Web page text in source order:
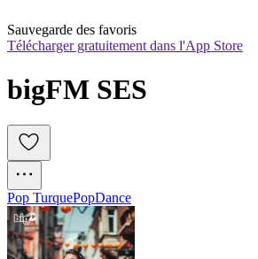
Sauvegarde des favoris
Télécharger gratuitement dans l'App Store
bigFM SES
Pop TurquePopDance